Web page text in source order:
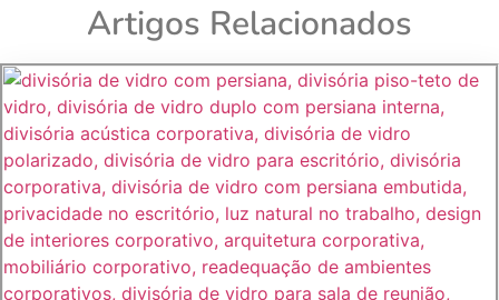
Artigos Relacionados